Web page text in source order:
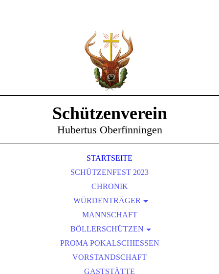
Schützenverein
Hubertus Oberfinningen
STARTSEITE
SCHÜTZENFEST 2023
CHRONIK
WÜRDENTRÄGER
SCHÜTZENKÖNIGE
VEREINSMEISTER
MANNSCHAFT
BÖLLERSCHÜTZEN
OKTOBERFEST & BÖLLERSCHIESSEN
BILDER HUBERTUSMESSE
VIDEO NEUJAHRSBÖLLERN
PROMA POKALSCHIESSEN
VORSTANDSCHAFT
GASTSTÄTTE